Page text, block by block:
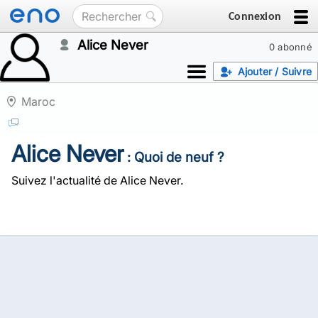
Connexion
0 abonné
Alice Never
Ajouter / Suivre
Maroc
Alice Never: Quoi de neuf ?
Suivez l'actualité de Alice Never.